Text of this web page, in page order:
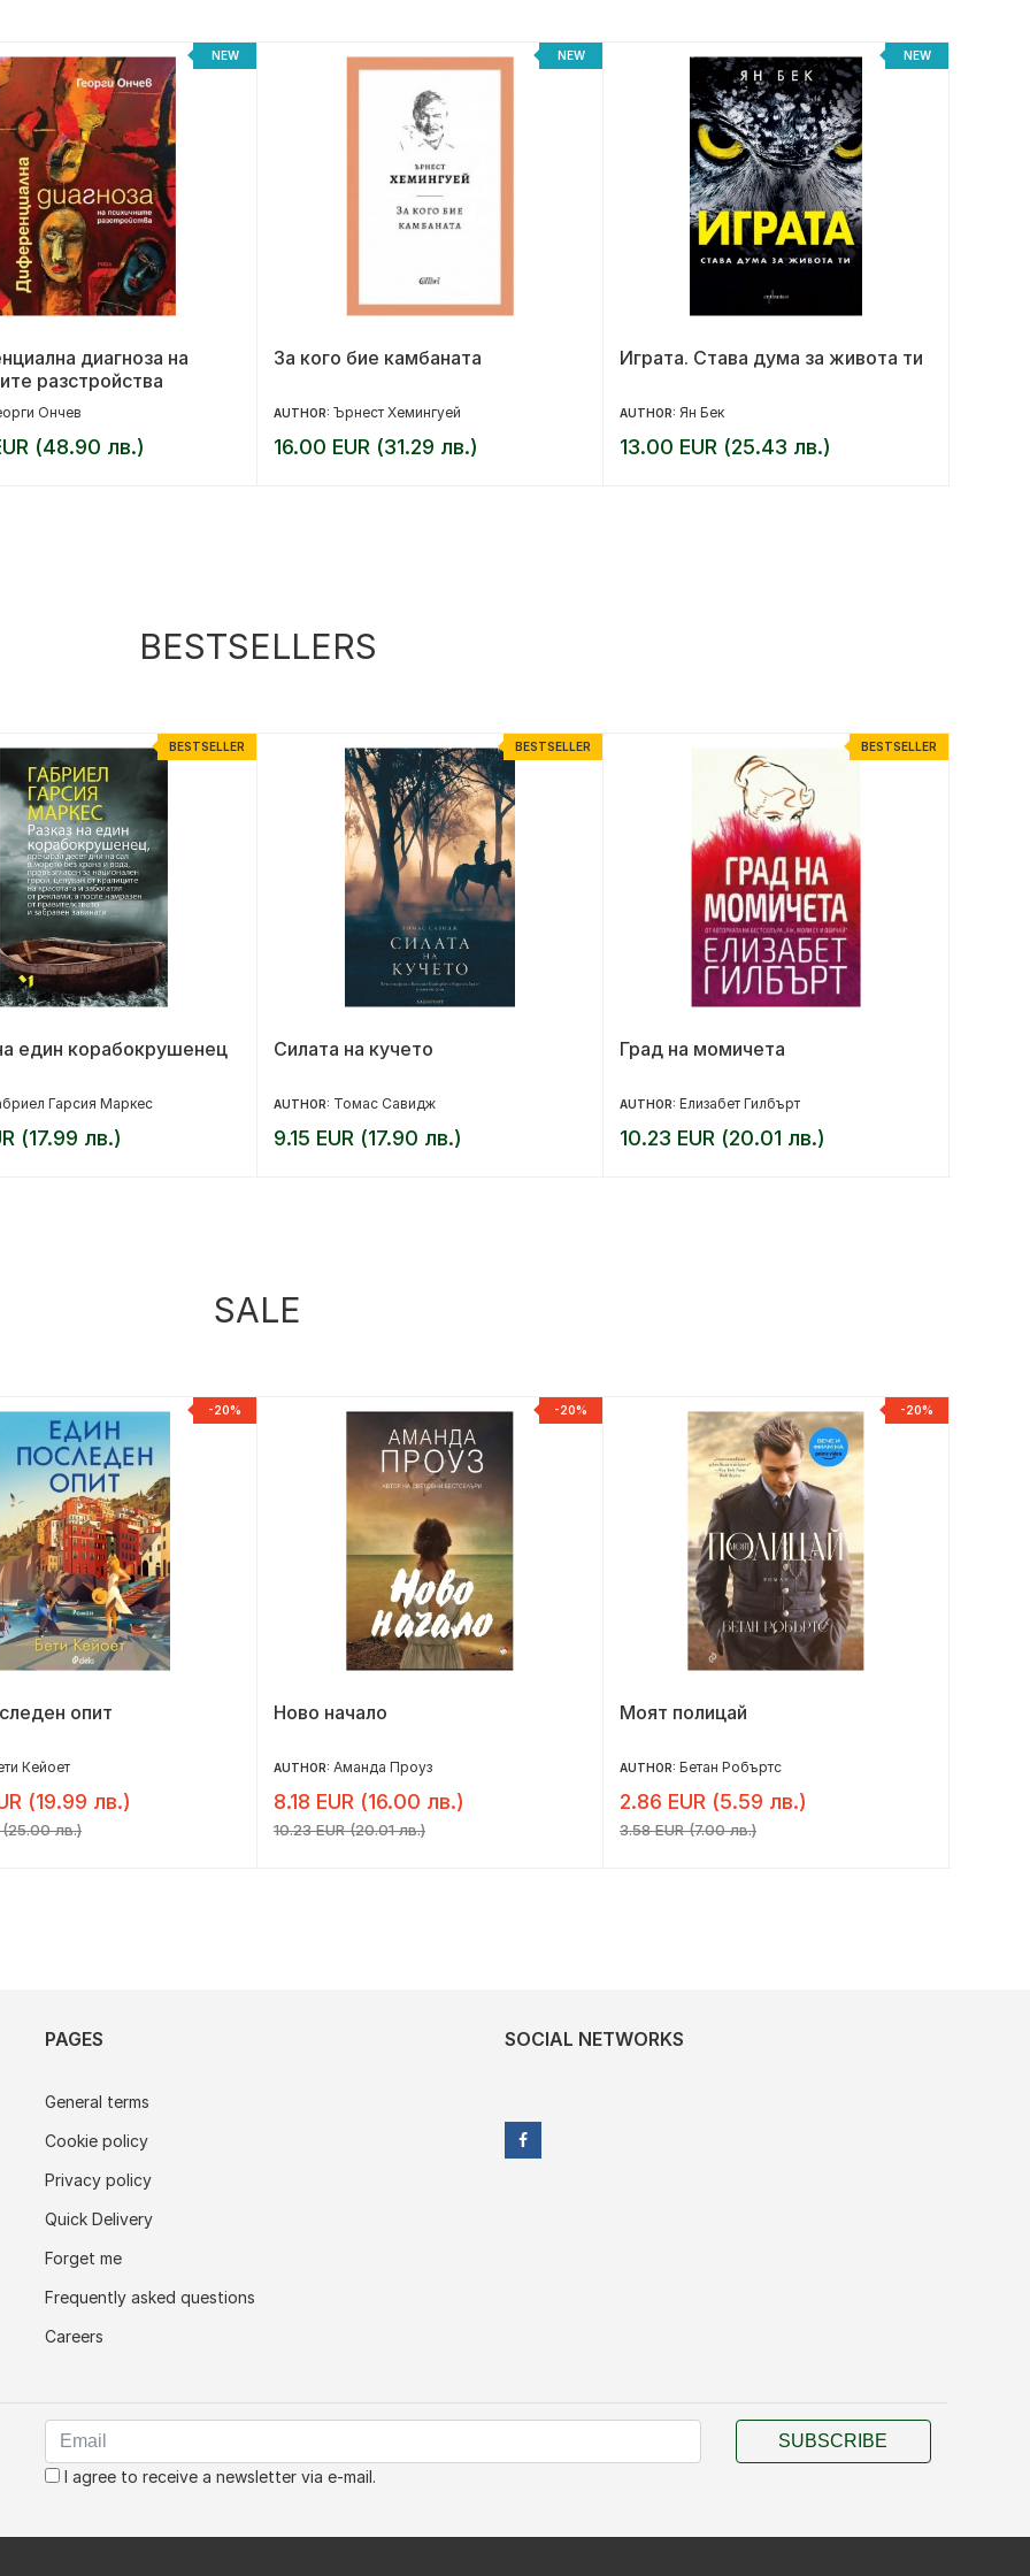
NEW
диагноза на
разстройства
Ончев
(48.90 лв.)
NEW
За кого бие камбаната
AUTHOR: Ърнест Хемингуей
16.00 EUR (31.29 лв.)
NEW
Играта. Става дума за живота ти
AUTHOR: Ян Бек
13.00 EUR (25.43 лв.)
BESTSELLERS
BESTSELLER
един корабокрушенец
Гарсия Маркес
(17.99 лв.)
BESTSELLER
Силата на кучето
AUTHOR: Томас Савидж
9.15 EUR (17.90 лв.)
BESTSELLER
Град на момичета
AUTHOR: Елизабет Гилбърт
10.23 EUR (20.01 лв.)
SALE
-20%
опит
Кейоет
(19.99 лв.)
(25.00 лв.)
-20%
Ново начало
AUTHOR: Аманда Проуз
8.18 EUR (16.00 лв.)
10.23 EUR (20.01 лв.)
-20%
Моят полицай
AUTHOR: Бетан Робъртс
2.86 EUR (5.59 лв.)
3.58 EUR (7.00 лв.)
PAGES
General terms
Cookie policy
Privacy policy
Quick Delivery
Forget me
Frequently asked questions
Careers
SOCIAL NETWORKS
I agree to receive a newsletter via e-mail.
SUBSCRIBE